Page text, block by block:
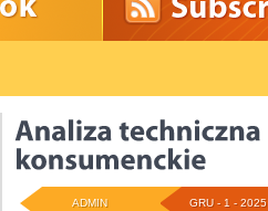
GRU - 1 - 2025
ADMIN